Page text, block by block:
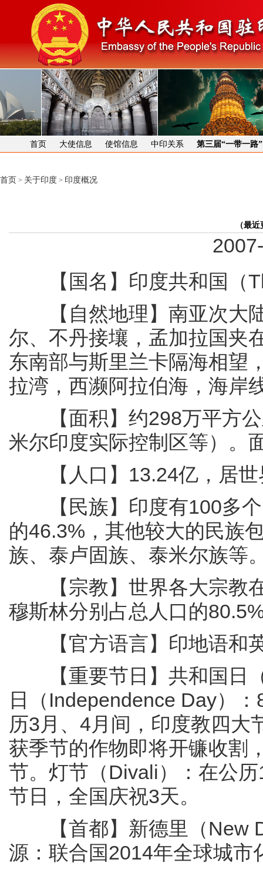
首页 大使信息 使馆信息 中印关系 第三届“一带一路
首页 > 关于印度 > 印度概况
（最
【国名】印度共和国（
【自然地理】南亚次大陆
尔、不丹接壤，孟加拉国夹
东南部与斯里兰卡隔海相望
拉湾，西濒阿拉伯海，海岸
【面积】约298万平方公
米尔印度实际控制区等）。
【人口】13.24亿，居世
【民族】印度有100多个
的46.3%，其他较大的民族
族、泰卢固族、泰米尔族等
【宗教】世界各大宗教在
穆斯林分别占总人口的
【官方语言】印地语和
【重要节日】共和国日（
日（Independence Day）
历3月、4月间，印度教四大
获季节的作物即将开镰收割
节。灯节（Divali）：在公
节日，全国庆祝3天。
【首都】新德里（New
源：联合国2014年全球城市